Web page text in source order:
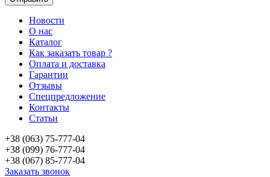
Новости
О нас
Каталог
Как заказать товар ?
Оплата и доставка
Гарантии
Отзывы
Спецпредложение
Контакты
Статьи
+38 (063) 75-777-04
+38 (099) 76-777-04
+38 (067) 85-777-04
Заказать звонок